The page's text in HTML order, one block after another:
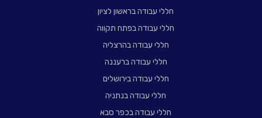
חללי עבודה בראשון לציון
חללי עבודה בפתח תקווה
חללי עבודה בהרצליה
חללי עבודה ברעננה
חללי עבודה בירושלים
חללי עבודה בנתניה
חללי עבודה בכפר סבא